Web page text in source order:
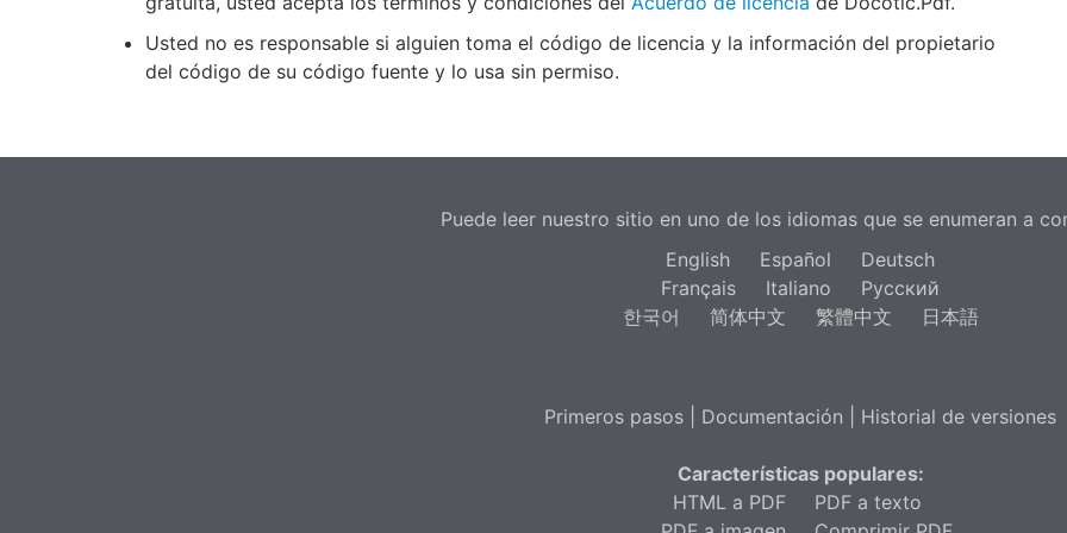
Usted no es responsable si alguien toma el código de licencia y la información del propietario
del código de su código fuente y lo usa sin permiso.
Puede leer nuestro sitio en uno de los idiomas que se enumeran a
English
Español
Deutsch
Français
Italiano
Русский
한국어
简体中文 繁體中文 日本語
Primeros pasos Documentación Historial de versiones
Características populares:
HTML a PDF
PDF a texto